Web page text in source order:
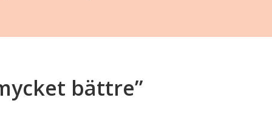
bättre”